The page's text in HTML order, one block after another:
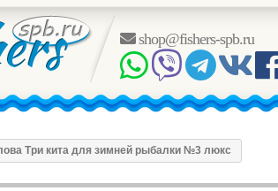
shop@fishers-spb.ru
Три кита для зимней рыбалки №3 люкс